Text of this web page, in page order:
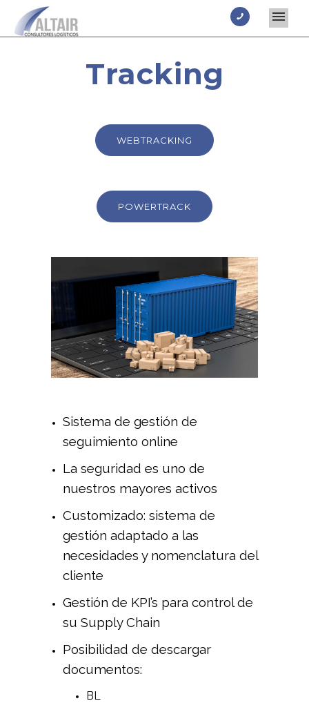
Tracking
WEBTRACKING
POWERTRACK
Sistema de gestión de
seguimiento online
La seguridad es uno de
nuestros mayores activos
Customizado: sistema de
gestión adaptado a las
necesidades y nomenclatura del
cliente
Gestión de KPI’s para control de
su Supply Chain
Posibilidad de descargar
documentos:
BL